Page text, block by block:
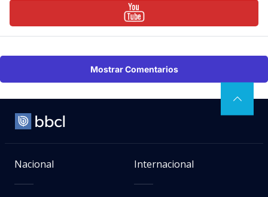
Mostrar Comentarios
Nacional Internacional